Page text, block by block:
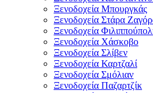
Ξενοδοχεία Μπουργκάς
Ξενοδοχεία Στάρα
Ξενοδοχεία
Ξενοδοχεία Χάσκοβο
Ξενοδοχεία Σλίβεν
Ξενοδοχεία Καρτζαλί
Ξενοδοχεία Σμόλιαν
Ξενοδοχεία Παζαρτζίκ